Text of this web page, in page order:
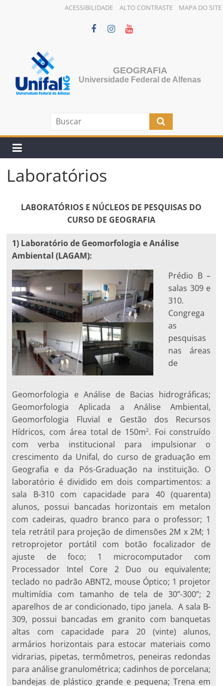
ACESSIBILIDADE ALTO CONTRASTE MAPA DO SITE
conteúdo
GEOGRAFIA
Universidade Federal de Alfenas
Laboratórios
LABORATÓRIOS E NÚCLEOS DE PESQUISAS DO
CURSO DE GEOGRAFIA
1) Laboratório de Geomorfologia e Análise
Ambiental (LAGAM):
Prédio B –
salas 309 e
310.
Congrega
as
pesquisas
nas áreas
de
Geomorfologia e Análise de Bacias hidrográficas;
Geomorfologia Aplicada a Análise Ambiental,
Geomorfologia Fluvial e Gestão dos Recursos
Hídricos, com área total de 150m2. Foi construído
com verba institucional para impulsionar o
crescimento da Unifal, do curso de graduação em
Geografia e da Pós-Graduação na instituição. O
laboratório é dividido em dois compartimentos: a
sala B-310 com capacidade para 40 (quarenta)
alunos, possui bancadas horizontais em metalon
com cadeiras, quadro branco para o professor; 1
tela retrátil para projeção de dimensões 2M x 2M; 1
retroprojetor portátil com botão focalizador de
ajuste de foco; 1 microcomputador com
Processador Intel Core 2 Duo ou equivalente;
teclado no padrão ABNT2, mouse Óptico; 1 projetor
multimídia com tamanho de tela de 30”-300”; 2
aparelhos de ar condicionado, tipo janela. A sala B-
309, possui bancadas em granito com banquetas
altas com capacidade para 20 (vinte) alunos,
armários horizontais para estocar materiais como
vidrarias, pipetas, termômetros, peneiras redondas
para análise granulométrica; cadinhos de porcelana;
bandejas de plástico grande e pequena; Trena em